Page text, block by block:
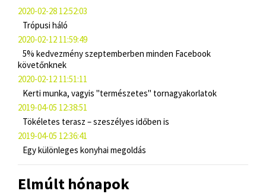
2020-02-28 12:52:03
Trópusi háló
2020-02-12 11:59:49
5% kedvezmény szeptemberben minden Facebook
követőnknek
2020-02-12 11:51:11
Kerti munka, vagyis "természetes" tornagyakorlatok
2019-04-05 12:38:51
Tökéletes terasz – szeszélyes időben is
2019-04-05 12:36:41
Egy különleges konyhai megoldás
Elmúlt hónapok